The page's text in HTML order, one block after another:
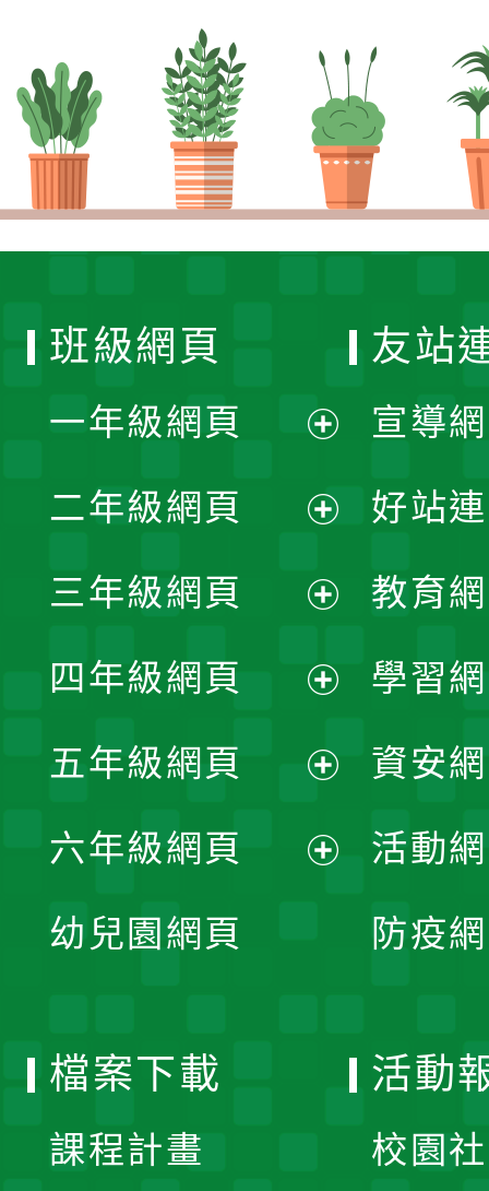
班級網頁
一年級網頁
開
選
單
二年級網頁
開
選
單
三年級網頁
開
選
單
四年級網頁
開
選
五年級網頁
開
六年級網頁
幼兒園網頁
友站
宣導
好站
教育
學習
資安
活動
防疫
檔案下載
課程計畫
活動
校園